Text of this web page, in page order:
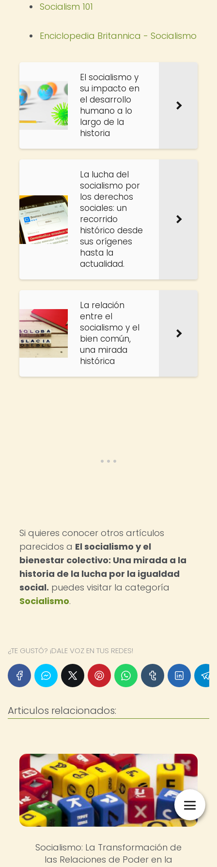
Socialism 101
Enciclopedia Britannica - Socialismo
El socialismo y
su impacto en
el desarrollo
humano a lo
largo de la
historia
La lucha del
socialismo por
los derechos
sociales: un
recorrido
histórico desde
sus orígenes
hasta la
actualidad.
La relación
entre el
socialismo y el
bien común,
una mirada
histórica
Si quieres conocer otros artículos
parecidos a El socialismo y el
bienestar colectivo: Una mirada a la
historia de la lucha por la igualdad
social. puedes visitar la categoría
Socialismo.
¿TE GUSTÓ? ¡DALE VOZ EN TUS REDES!
Articulos relacionados:
Socialismo: La Transformación de
las Relaciones de Poder en la